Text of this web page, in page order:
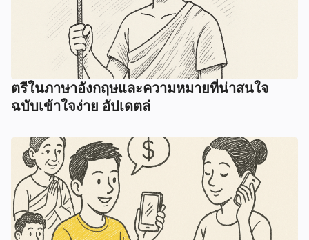
ตรีในภาษาอังกฤษและความหมายที่น่าสนใจ
ฉบับเข้าใจง่าย อัปเดตล่